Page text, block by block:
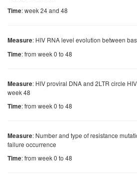
Time: week 24 and 48
Measure: HIV RNA level evolution between
Time: from week 0 to 48
Measure: HIV proviral DNA and 2LTR circle
week 48
Time: from week 0 to 48
Measure: Number and type of resistance
failure occurrence
Time: from week 0 to 48